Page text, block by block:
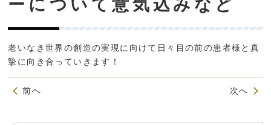
ーについて意気込みなど
老いなき世界の創造の実現に向けて日々目の前の患者様と真
摯に向き合っていきます！
前へ 次へ